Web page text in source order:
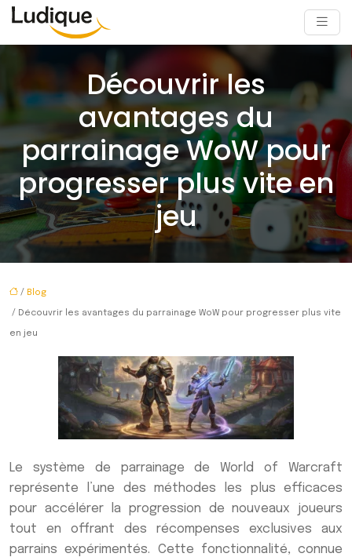
Découvrir les
avantages du
parrainage WoW pour
progresser plus vite en
jeu
/ Blog
/ Découvrir les avantages du parrainage WoW pour progresser plus vite
en jeu
Le système de parrainage de World of Warcraft
représente l’une des méthodes les plus efficaces
pour accélérer la progression de nouveaux joueurs
tout en offrant des récompenses exclusives aux
parrains expérimentés. Cette fonctionnalité, connue